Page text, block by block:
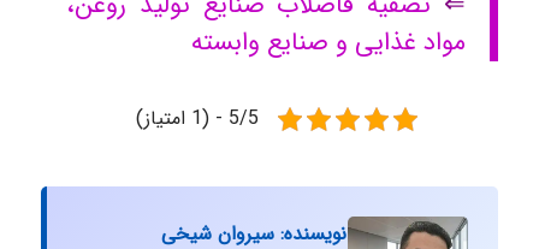
مواد غذایی و صنایع وابسته
5/5 - (1 امتیاز)
نویسنده: سیروان شیخی